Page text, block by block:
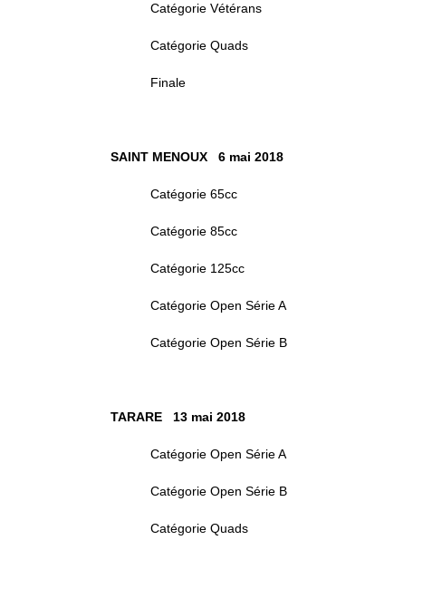
Catégorie Vétérans
Catégorie Quads
Finale
SAINT MENOUX 6 mai 2018
Catégorie 65cc
Catégorie 85cc
Catégorie 125cc
Catégorie Open Série A
Catégorie Open Série B
TARARE 13 mai 2018
Catégorie Open Série A
Catégorie Open Série B
Catégorie Quads